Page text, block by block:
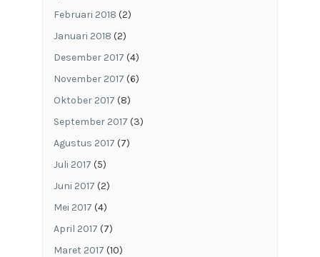
Februari 2018 (2)
Januari 2018 (2)
Desember 2017 (4)
November 2017 (6)
Oktober 2017 (8)
September 2017 (3)
Agustus 2017 (7)
Juli 2017 (5)
Juni 2017 (2)
Mei 2017 (4)
April 2017 (7)
Maret 2017 (10)